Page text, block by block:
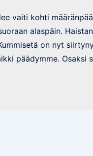
vaiti kohti
alaspäin.
on nyt
päädymme. Osaksi